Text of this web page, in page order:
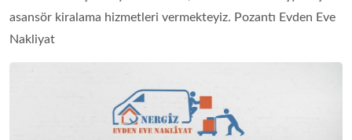
asansör kiralama hizmetleri vermekteyiz. Pozantı‎ Evden Eve
Nakliyat